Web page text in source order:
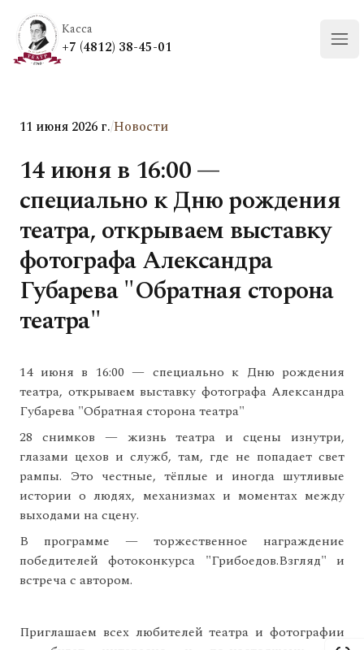
Касса
+7 (4812) 38-45-01
11 июня 2026 г./Новости
14 июня в 16:00 —
специально к Дню рождения
театра, открываем выставку
фотографа Александра
Губарева "Обратная сторона
театра"
14 июня в 16:00 — специально к Дню рождения
театра, открываем выставку фотографа Александра
Губарева "Обратная сторона театра"
28 снимков — жизнь театра и сцены изнутри,
глазами цехов и служб, там, где не попадает свет
рампы. Это честные, тёплые и иногда шутливые
истории о людях, механизмах и моментах между
выходами на сцену.
В программе — торжественное награждение
победителей фотоконкурса "Грибоедов.Взгляд" и
встреча с автором.
Приглашаем всех любителей театра и фотографии